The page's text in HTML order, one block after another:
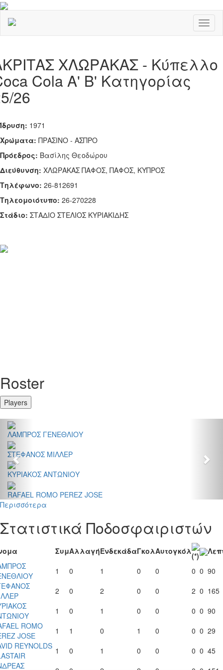
ΧΛΩΡΑΚΑΣ - Κύπελλο
Cola Α' Β' Κατηγορίας
26
Ίδρυση: 1971
Χρώματα: ΠΡΑΣΙΝΟ - ΑΣΠΡΟ
Πρόεδρος: Βασίλης Θεοδώρου
Διεύθυνση: ΧΛΩΡΑΚΑΣ ΠΑΦΟΣ, ΠΑΦΟΣ, ΚΥΠΡΟΣ
Τηλέφωνο: 26-812691
Tηλεομοιότυπο: 26-270228
Στάδιο: ΣΤΑΔΙΟ ΣΤΕΛΙΟΣ ΚΥΡΙΑΚΙΔΗΣ
Roster
Players
ΛΑΜΠΡΟΣ ΓΕΝΕΘΛΙΟΥ
ΣΤΕΦΑΝΟΣ ΜΙΛΛΕΡ
ΚΥΡΙΑΚΟΣ ΑΝΤΩΝΙΟΥ
RAFAEL ROMO PEREZ JOSE
Περισσότερα
Στατιστικά Ποδοσφαιριστών
ΣυμΑλλαγήΕνδεκάδαΓκολΑυτογκόλ
(*)
1 0 1 0 0 0 0 90
2 0 2 0 0 2 0 165
1 0 1 0 0 0 0 90
ROMO
JOSE
1 1 0 1 0 0 0 29
REYNOLDS 1 0 1 0 0 0 0 45